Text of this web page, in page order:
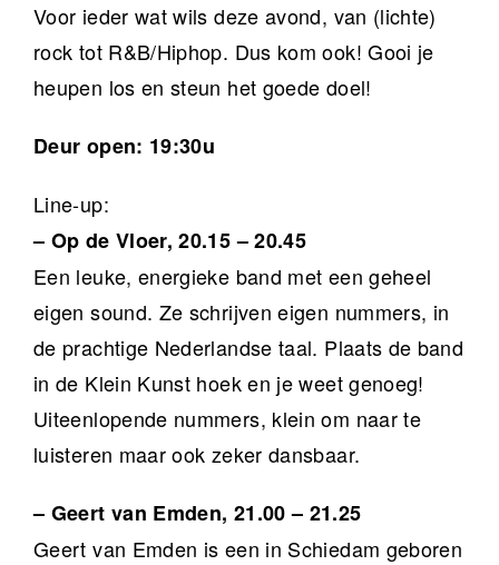
Voor ieder wat wils deze avond, van (lichte)
rock tot R&B/Hiphop. Dus kom ook! Gooi je
heupen los en steun het goede doel!
Deur open: 19:30u
Line-up:
– Op de Vloer, 20.15 – 20.45
Een leuke, energieke band met een geheel
eigen sound. Ze schrijven eigen nummers, in
de prachtige Nederlandse taal. Plaats de band
in de Klein Kunst hoek en je weet genoeg!
Uiteenlopende nummers, klein om naar te
luisteren maar ook zeker dansbaar.
– Geert van Emden, 21.00 – 21.25
Geert van Emden is een in Schiedam geboren